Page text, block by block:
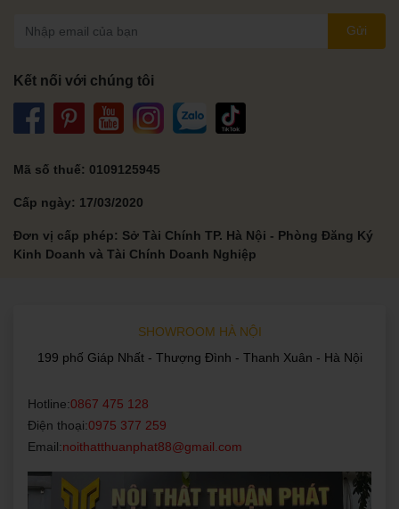
Gửi
Kết nối với chúng tôi
Mã số thuế: 0109125945
Cấp ngày: 17/03/2020
Đơn vị cấp phép: Sở Tài Chính TP. Hà Nội - Phòng Đăng Ký
Kinh Doanh và Tài Chính Doanh Nghiệp
SHOWROOM HÀ NỘI
199 phố Giáp Nhất - Thượng Đình - Thanh Xuân - Hà Nội
Hotline:0867 475 128
Điện thoại:0975 377 259
Email:noithatthuanphat88@gmail.com